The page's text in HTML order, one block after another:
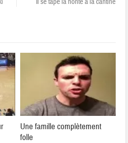
Une famille complètement
folle